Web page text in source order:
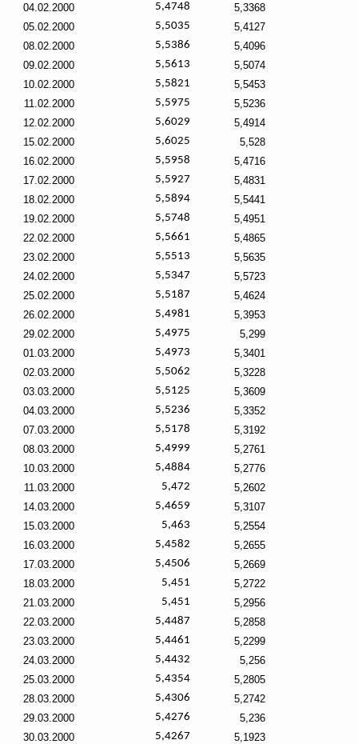
04.02.2000
5,4748
5,3368
05.02.2000
5,5035
5,4127
08.02.2000
5,5386
5,4096
09.02.2000
5,5613
5,5074
10.02.2000
5,5821
5,5453
11.02.2000
5,5975
5,5236
12.02.2000
5,6029
5,4914
15.02.2000
5,6025
5,528
16.02.2000
5,5958
5,4716
17.02.2000
5,5927
5,4831
18.02.2000
5,5894
5,5441
19.02.2000
5,5748
5,4951
22.02.2000
5,5661
5,4865
23.02.2000
5,5513
5,5635
24.02.2000
5,5347
5,5723
25.02.2000
5,5187
5,4624
26.02.2000
5,4981
5,3953
29.02.2000
5,4975
5,299
01.03.2000
5,4973
5,3401
02.03.2000
5,5062
5,3228
03.03.2000
5,5125
5,3609
04.03.2000
5,5236
5,3352
07.03.2000
5,5178
5,3192
08.03.2000
5,4999
5,2761
10.03.2000
5,4884
5,2776
11.03.2000
5,472
5,2602
14.03.2000
5,4659
5,3107
15.03.2000
5,463
5,2554
16.03.2000
5,4582
5,2655
17.03.2000
5,4506
5,2669
18.03.2000
5,451
5,2722
21.03.2000
5,451
5,2956
22.03.2000
5,4487
5,2858
23.03.2000
5,4461
5,2299
24.03.2000
5,4432
5,256
25.03.2000
5,4354
5,2805
28.03.2000
5,4306
5,2742
29.03.2000
5,4276
5,236
30.03.2000
5,4267
5,1923